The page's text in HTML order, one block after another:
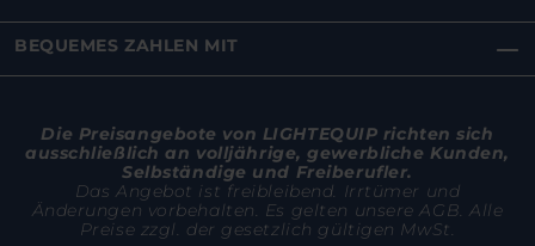
BEQUEMES ZAHLEN MIT
Die Preisangebote von LIGHTEQUIP richten sich
ausschließlich an volljährige, gewerbliche Kunden,
Selbständige und Freiberufler.
Das Angebot ist freibleibend. Irrtümer und
Änderungen vorbehalten. Es gelten unsere AGB. Alle
Preise zzgl. der gesetzlich gültigen MwSt.